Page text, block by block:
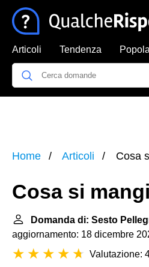
Articoli Tendenza
Home Articoli Cosa
Cosa si
Domanda di: Sesto
aggiornamento: 18 dicembre
Valutazione: